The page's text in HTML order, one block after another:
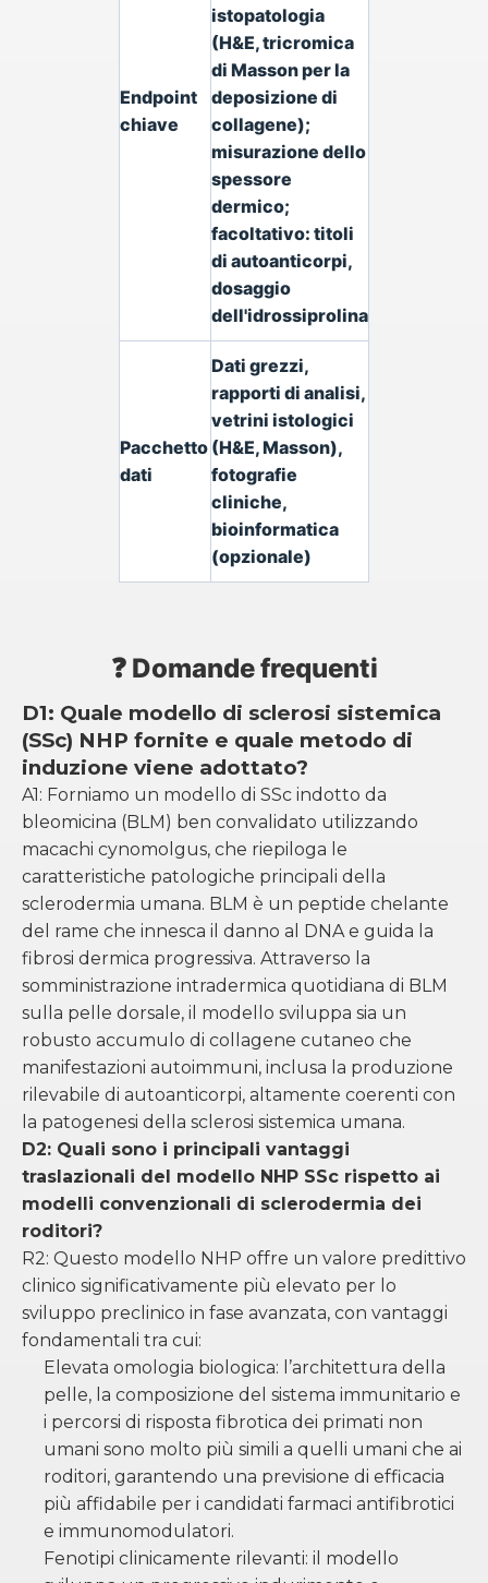
Endpoint
chiave
istopatologia
(H&E, tricromica
di Masson per la
deposizione di
collagene);
misurazione dello
spessore
dermico;
facoltativo: titoli
di autoanticorpi,
dosaggio
dell'idrossiprolina
Pacchetto
dati
Dati grezzi,
rapporti di analisi,
vetrini istologici
(H&E, Masson),
fotografie
cliniche,
bioinformatica
(opzionale)
❓ Domande frequenti
D1: Quale modello di sclerosi sistemica
(SSc) NHP fornite e quale metodo di
induzione viene adottato?
A1: Forniamo un modello di SSc indotto da
bleomicina (BLM) ben convalidato utilizzando
macachi cynomolgus, che riepiloga le
caratteristiche patologiche principali della
sclerodermia umana. BLM è un peptide chelante
del rame che innesca il danno al DNA e guida la
fibrosi dermica progressiva. Attraverso la
somministrazione intradermica quotidiana di BLM
sulla pelle dorsale, il modello sviluppa sia un
robusto accumulo di collagene cutaneo che
manifestazioni autoimmuni, inclusa la produzione
rilevabile di autoanticorpi, altamente coerenti con
la patogenesi della sclerosi sistemica umana.
D2: Quali sono i principali vantaggi
traslazionali del modello NHP SSc rispetto ai
modelli convenzionali di sclerodermia dei
roditori?
R2: Questo modello NHP offre un valore predittivo
clinico significativamente più elevato per lo
sviluppo preclinico in fase avanzata, con vantaggi
fondamentali tra cui:
Elevata omologia biologica: l’architettura della
pelle, la composizione del sistema immunitario e
i percorsi di risposta fibrotica dei primati non
umani sono molto più simili a quelli umani che ai
roditori, garantendo una previsione di efficacia
più affidabile per i candidati farmaci antifibrotici
e immunomodulatori.
Fenotipi clinicamente rilevanti: il modello